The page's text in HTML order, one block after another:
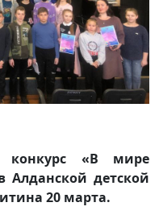
конкурс «В мире
Алданской детской
20 марта.